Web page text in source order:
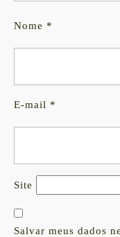
Nome *
E-mail *
Site
Salvar meus dados